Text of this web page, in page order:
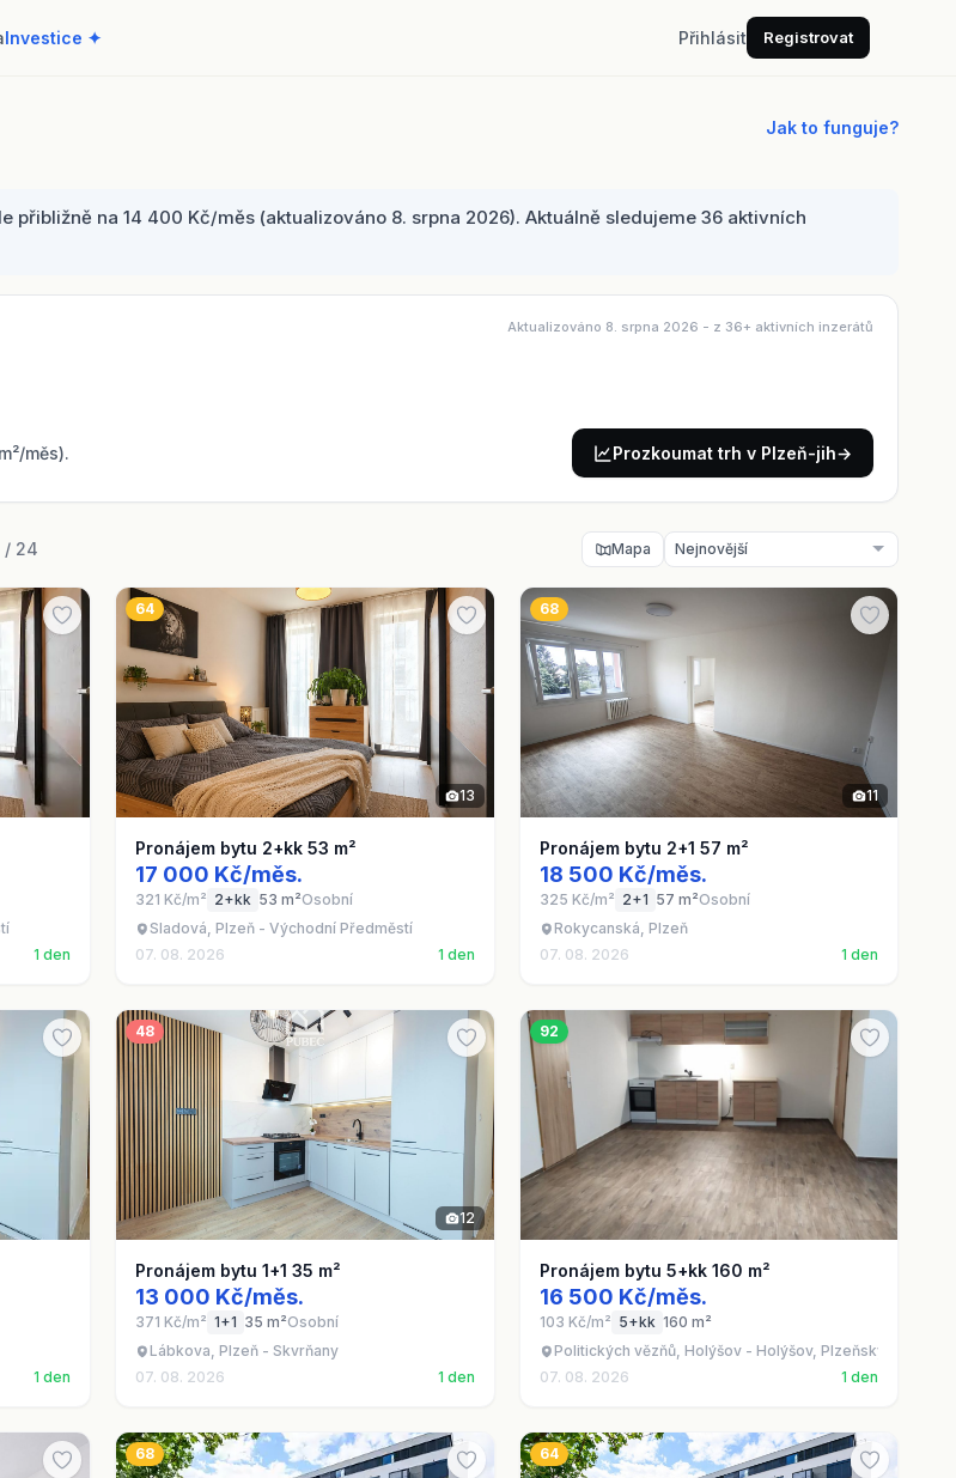
Investice ✦ Přihlásit Registrovat
Jak to funguje?
na 14 400 Kč/měs (aktualizováno 8. srpna 2026). Aktuálně sledujeme 36 aktivních
Aktualizováno 8. srpna 2026 - z 36+ aktivních inzerátů
měs). Prozkoumat trh v Plzeň-jih→
/ 24 Mapa
1 den
64
13
Pronájem bytu 2+kk 53 m²
17 000 Kč/měs.
321 Kč/m² 2+kk 53 m²Osobní
Sladová, Plzeň - Východní Předměstí
07. 08. 2026
1 den
68
11
Pronájem bytu 2+1 57 m²
18 500 Kč/měs.
325 Kč/m² 2+1 57 m²Osobní
Rokycanská, Plzeň
07. 08. 2026
1 den
1 den
48
12
Pronájem bytu 1+1 35 m²
13 000 Kč/měs.
371 Kč/m² 1+1 35 m²Osobní
Lábkova, Plzeň - Skvrňany
07. 08. 2026
1 den
92
Pronájem bytu 5+kk 160 m²
16 500 Kč/měs.
103 Kč/m² 5+kk 160 m²
Politických vězňů, Holýšov - Holýšov, Plzeňský kraj
07. 08. 2026
1 den
68 64